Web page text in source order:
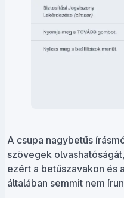
A csupa nagybetűs
szövegek
ezért a betűszavakon és a
általában semmit nem